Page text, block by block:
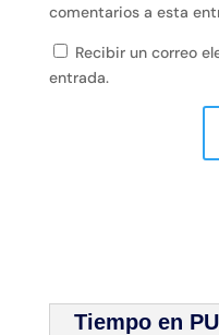
comentarios a esta
Recibir un correo
entrada.
Tiempo en